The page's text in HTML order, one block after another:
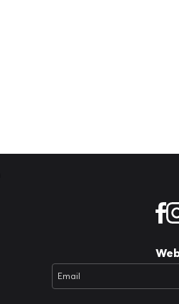
Email